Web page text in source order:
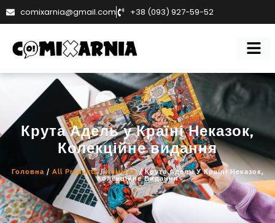
comixarnia@gmail.com +38 (093) 927-59-52
Крута Адель у Країні Неказок,
Колекційне видання
Головна / All Products/Комікси/ Крута Адель У Країні Неказок,
Колекційне Видання